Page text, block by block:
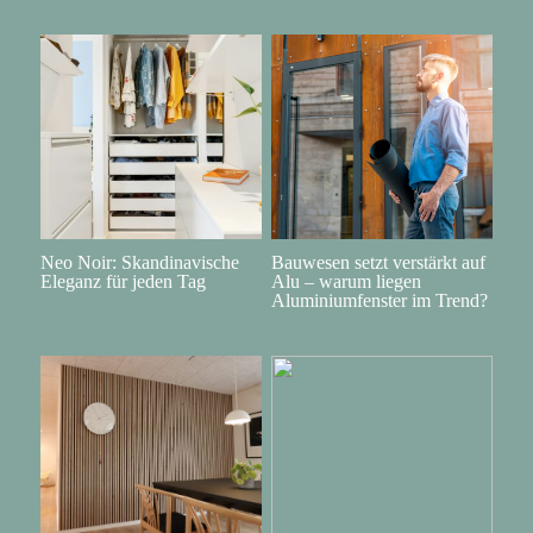
Neo Noir: Skandinavische
Eleganz für jeden Tag
Bauwesen setzt verstärkt auf
Alu – warum liegen
Aluminiumfenster im Trend?